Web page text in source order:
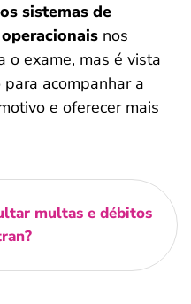
sistemas de
nos
o exame, mas é vista
acompanhar a
e oferecer mais
multas e débitos